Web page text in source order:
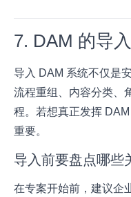
7. DAM 的导
导入 DAM 系统不仅是
流程重组、内容分类、
程。若想真正发挥
重要。
导入前要盘点哪些
在专案开始前，建议企